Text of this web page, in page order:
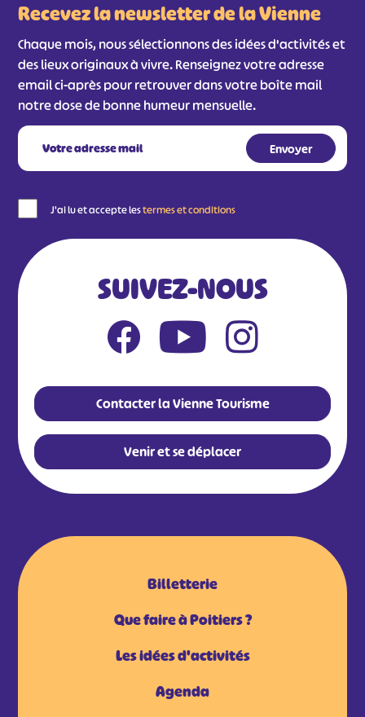
Recevez la newsletter de la Vienne
Chaque mois, nous sélectionnons des idées d'activités et
des lieux originaux à vivre. Renseignez votre adresse
email ci-après pour retrouver dans votre boîte mail
notre dose de bonne humeur mensuelle.
J'ai lu et accepte lestermes et conditions
SUIVEZ-NOUS
Contacter la Vienne Tourisme
Venir et se déplacer
Billetterie
Que faire à Poitiers ?
Les idées d'activités
Agenda